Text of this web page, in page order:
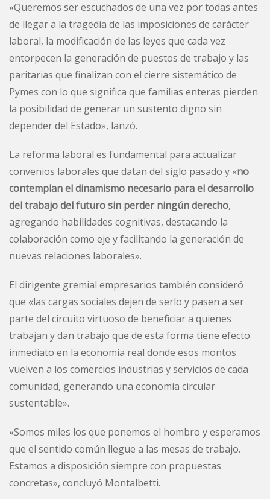
«Queremos ser escuchados de una vez por todas antes
de llegar a la tragedia de las imposiciones de carácter
laboral, la modificación de las leyes que cada vez
entorpecen la generación de puestos de trabajo y las
paritarias que finalizan con el cierre sistemático de
Pymes con lo que significa que familias enteras pierden
la posibilidad de generar un sustento digno sin
depender del Estado», lanzó.
La reforma laboral es fundamental para actualizar
convenios laborales que datan del siglo pasado y «no
contemplan el dinamismo necesario para el desarrollo
del trabajo del futuro sin perder ningún derecho,
agregando habilidades cognitivas, destacando la
colaboración como eje y facilitando la generación de
nuevas relaciones laborales».
El dirigente gremial empresarios también consideró
que «las cargas sociales dejen de serlo y pasen a ser
parte del circuito virtuoso de beneficiar a quienes
trabajan y dan trabajo que de esta forma tiene efecto
inmediato en la economía real donde esos montos
vuelven a los comercios industrias y servicios de cada
comunidad, generando una economía circular
sustentable».
«Somos miles los que ponemos el hombro y esperamos
que el sentido común llegue a las mesas de trabajo.
Estamos a disposición siempre con propuestas
concretas», concluyó Montalbetti.